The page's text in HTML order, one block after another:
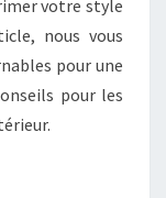
votre style
nous vous
pour une
pour les